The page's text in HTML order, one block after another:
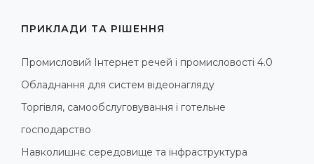
ПРИКЛАДИ ТА РІШЕННЯ
Промисловий Інтернет речей і промисловості 4.0
Обладнання для систем відеонагляду
Торгівля, самообслуговування і готельне
господарство
Навколишнє середовище та інфраструктура